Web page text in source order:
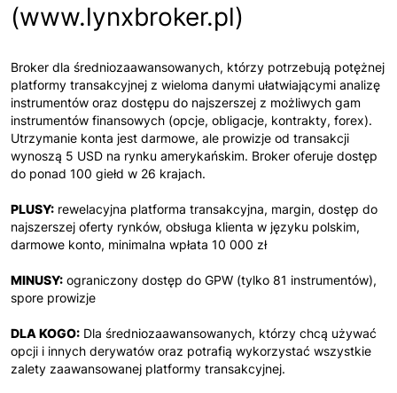
(www.lynxbroker.pl)
Broker dla średniozaawansowanych, którzy potrzebują potężnej
platformy transakcyjnej z wieloma danymi ułatwiającymi analizę
instrumentów oraz dostępu do najszerszej z możliwych gam
instrumentów finansowych (opcje, obligacje, kontrakty, forex).
Utrzymanie konta jest darmowe, ale prowizje od transakcji
wynoszą 5 USD na rynku amerykańskim. Broker oferuje dostęp
do ponad 100 giełd w 26 krajach.
PLUSY: rewelacyjna platforma transakcyjna, margin, dostęp do
najszerszej oferty rynków, obsługa klienta w języku polskim,
darmowe konto, minimalna wpłata 10 000 zł
MINUSY: ograniczony dostęp do GPW (tylko 81 instrumentów),
spore prowizje
DLA KOGO: Dla średniozaawansowanych, którzy chcą używać
opcji i innych derywatów oraz potrafią wykorzystać wszystkie
zalety zaawansowanej platformy transakcyjnej.